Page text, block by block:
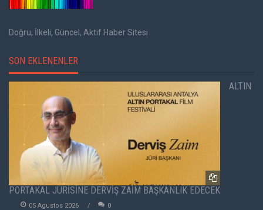
Doğru, İlkeli, Güncel, Aktif Haber Sitesi
SON EKLENENLER
ALTIN
PORTAKAL JÜRİSİNE DERVİŞ ZAİM BAŞKANLIK EDECEK
05 Agustos 2026 0